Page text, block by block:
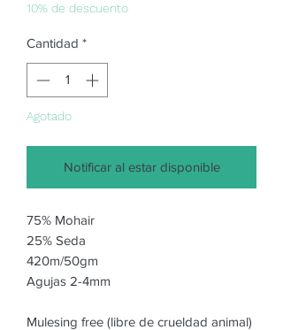
10% de descuento
Cantidad *
Agotado
Notificar al estar disponible
75% Mohair
25% Seda
420m/50gm
Agujas 2-4mm
Mulesing free (libre de crueldad animal)